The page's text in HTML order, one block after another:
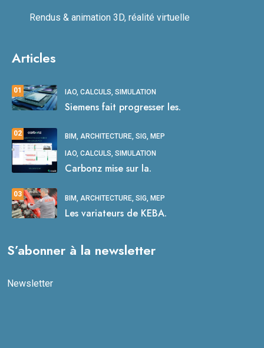
Rendus & animation 3D, réalité virtuelle
Articles
01 IAO, CALCULS, SIMULATION
Siemens fait progresser les.
02 BIM, ARCHITECTURE, SIG, MEP
IAO, CALCULS, SIMULATION
Carbonz mise sur la.
03 BIM, ARCHITECTURE, SIG, MEP
Les variateurs de KEBA.
S’abonner à la newsletter
Newsletter